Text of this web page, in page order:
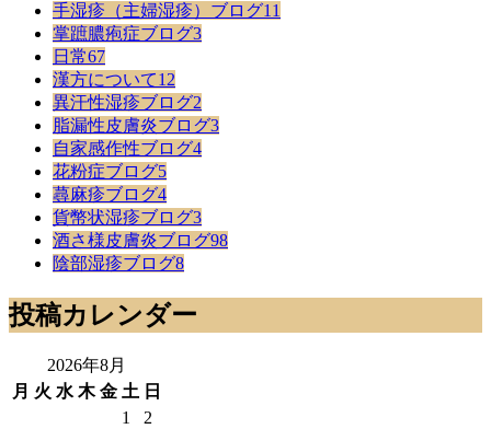
手湿疹（主婦湿疹）ブログ11
掌蹠膿疱症ブログ3
日常67
漢方について12
異汗性湿疹ブログ2
脂漏性皮膚炎ブログ3
自家感作性ブログ4
花粉症ブログ5
蕁麻疹ブログ4
貨幣状湿疹ブログ3
酒さ様皮膚炎ブログ98
陰部湿疹ブログ8
投稿カレンダー
2026年8月
月 火 水 木 金 土 日
1
2